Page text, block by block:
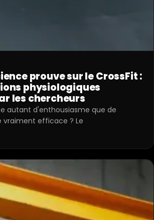
prouve sur le CrossFit :
physiologiques
les chercheurs
autant d'enthousiasme que de
vraiment efficace ? Le